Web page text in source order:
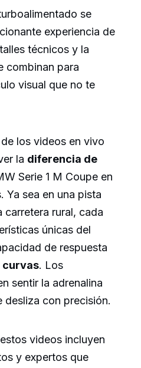
se
experiencia de
técnicos y la
combinan para
visual que no te
los videos en vivo
la diferencia de
Serie 1 M Coupe en
Ya sea en una pista
carretera rural, cada
únicas del
de respuesta
curvas. Los
sentir la adrenalina
desliza con precisión.
videos incluyen
y expertos que